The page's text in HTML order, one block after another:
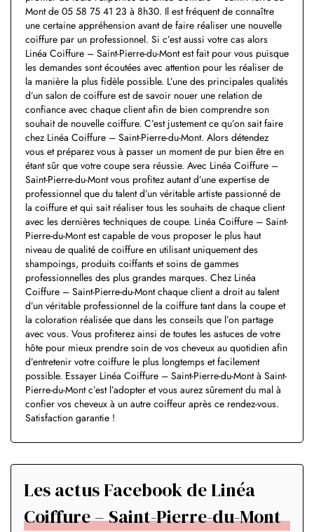
Mont de 05 58 75 41 23 à 8h30. Il est fréquent de connaître
une certaine appréhension avant de faire réaliser une nouvelle
coiffure par un professionnel. Si c’est aussi votre cas alors
Linéa Coiffure – Saint-Pierre-du-Mont est fait pour vous puisque
les demandes sont écoutées avec attention pour les réaliser de
la manière la plus fidèle possible. L’une des principales qualités
d’un salon de coiffure est de savoir nouer une relation de
confiance avec chaque client afin de bien comprendre son
souhait de nouvelle coiffure. C’est justement ce qu’on sait faire
chez Linéa Coiffure – Saint-Pierre-du-Mont. Alors détendez
vous et préparez vous à passer un moment de pur bien être en
étant sûr que votre coupe sera réussie. Avec Linéa Coiffure –
Saint-Pierre-du-Mont vous profitez autant d’une expertise de
professionnel que du talent d’un véritable artiste passionné de
la coiffure et qui sait réaliser tous les souhaits de chaque client
avec les dernières techniques de coupe. Linéa Coiffure – Saint-
Pierre-du-Mont est capable de vous proposer le plus haut
niveau de qualité de coiffure en utilisant uniquement des
shampoings, produits coiffants et soins de gammes
professionnelles des plus grandes marques. Chez Linéa
Coiffure – Saint-Pierre-du-Mont chaque client a droit au talent
d’un véritable professionnel de la coiffure tant dans la coupe et
la coloration réalisée que dans les conseils que l’on partage
avec vous. Vous profiterez ainsi de toutes les astuces de votre
hôte pour mieux prendre soin de vos cheveux au quotidien afin
d’entretenir votre coiffure le plus longtemps et facilement
possible. Essayer Linéa Coiffure – Saint-Pierre-du-Mont à Saint-
Pierre-du-Mont c’est l’adopter et vous aurez sûrement du mal à
confier vos cheveux à un autre coiffeur après ce rendez-vous.
Satisfaction garantie !
Les actus Facebook de Linéa
Coiffure – Saint-Pierre-du-Mont